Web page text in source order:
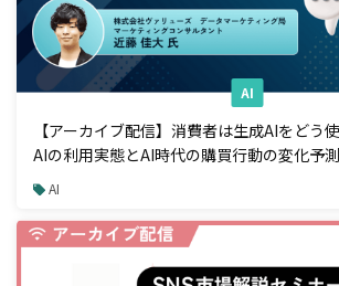
AI
【アーカイブ配信】消費者は生成AIをどう
AIの利用実態とAI時代の購買行動の変化予測
AI